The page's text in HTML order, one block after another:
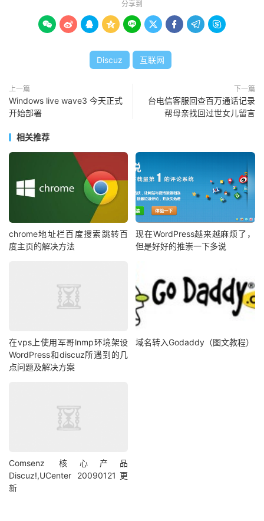
分享到
        
Discuz 互联网
上一篇
Windows live wave3 今天正式
开始部署
下一篇
台电信客服回查百万通话记录
帮母亲找回过世女儿留言
相关推荐
chrome地址栏百度搜索跳转百
度主页的解决方法
现在WordPress越来越麻烦了，
但是好好的推崇一下多说
在vps上使用军哥lnmp环境架设
WordPress和discuz所遇到的几
点问题及解决方案
域名转入Godaddy（图文教程）
Comsenz 核心产品
Discuz!,UCenter 20090121更
新